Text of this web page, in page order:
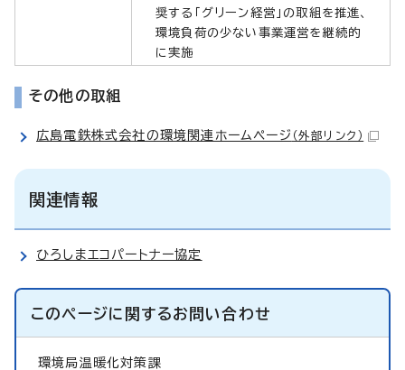
奨する「グリーン経営」の取組を推進、
環境負荷の少ない事業運営を継続的
に実施
その他の取組
広島電鉄株式会社の環境関連ホームページ （外部リンク）
関連情報
ひろしまエコパートナー協定
このページに関するお問い合わせ
環境局温暖化対策課